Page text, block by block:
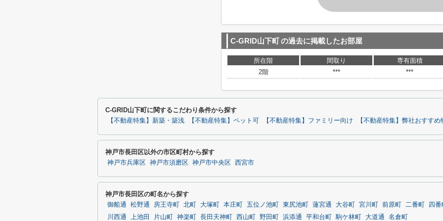
C-GRID山下町の過去に掲載したお部屋
所在階 間取り 専有面積
2階
*** ***
C-GRID山下町に関するこだわり条件から探す
【不動産特集】新築・築浅 【不動産特集】ペット可 【不動産特集】ファミリー向け 【不動産特集】弊社おすすめ
神戸市長田区以外の市区町村から探す
神戸市兵庫区 神戸市須磨区 神戸市中央区 西宮市
神戸市長田区の町名から探す
御船通 松野通 房王寺町 北町 大塚町 本庄町 五位ノ池町 東尻池町 蓮宮通 大谷町 宮川町 前原町 二番町 四番
川西通
上池田 片山町 神楽町 長田天神町 西山町 野田町 浜添通 平和台町 駒ケ林町 大道通 名倉町